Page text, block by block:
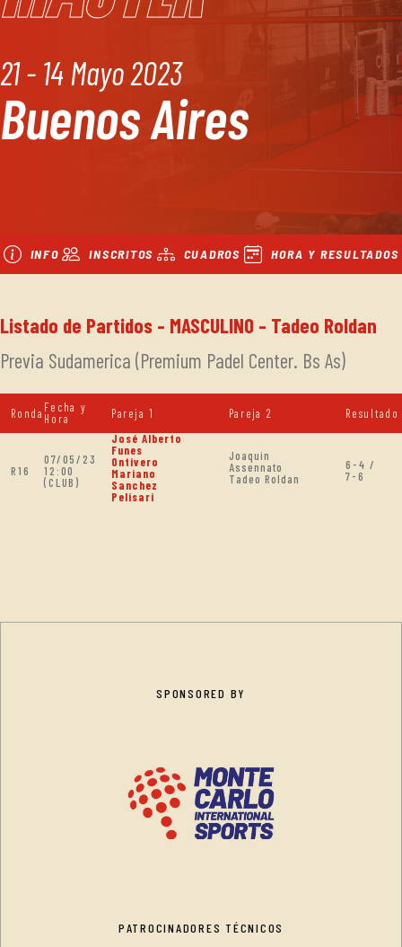
21 - 14 Mayo 2023
Buenos Aires
INFO INSCRITOS CUADROS HORA Y RESULTADOS
Listado de Partidos - MASCULINO - Tadeo Roldan
Previa Sudamerica (Premium Padel Center. Bs As)
Ronda Fecha y
Hora
Pareja 1 Pareja 2 Resultado
R16
07/05/23
12:00
(CLUB)
José Alberto
Funes
Ontivero
Mariano
Sanchez
Pelisari
Joaquin
Assennato
Tadeo Roldan
6-4 /
7-6
SPONSORED BY
PATROCINADORES TÉCNICOS